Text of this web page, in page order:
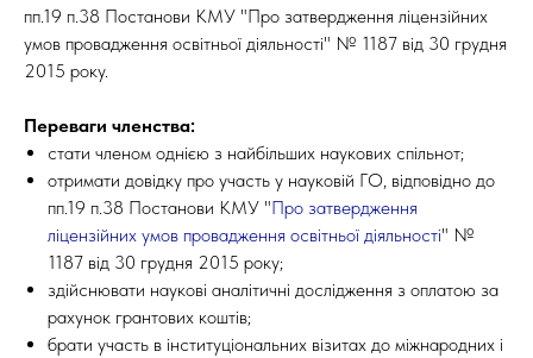
пп.19 п.38 Постанови КМУ "Про затвердження ліцензійних
умов провадження освітньої діяльності" № 1187 від 30 грудня
2015 року.
Переваги членства:
стати членом однією з найбільших наукових спільнот;
отримати довідку про участь у науковій ГО, відповідно до
пп.19 п.38 Постанови КМУ "Про затвердження
ліцензійних умов провадження освітньої діяльності" №
1187 від 30 грудня 2015 року;
здійснювати наукові аналітичні дослідження з оплатою за
рахунок грантових коштів;
брати участь в інституціональних візитах до міжнародних і